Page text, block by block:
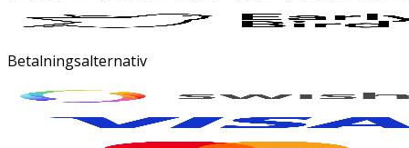
Betalningsalternativ